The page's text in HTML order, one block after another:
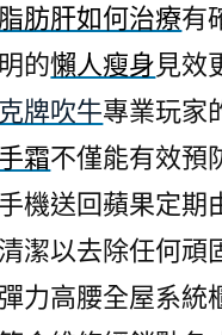
脂肪肝如何治療有
的懶人瘦身見效
牌吹牛專業玩家
霜不僅能有效預
機送回蘋果定期
潔以去除任何頑
力高腰全屋系統